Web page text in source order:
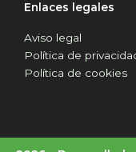
Enlaces legales
Aviso legal
Política de
Política de cookies